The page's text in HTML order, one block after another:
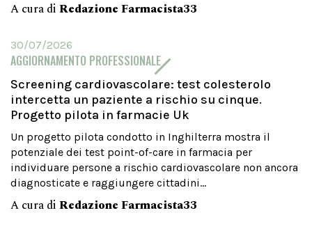
A cura di Redazione Farmacista33
30/07/2026
AGGIORNAMENTO PROFESSIONALE
Screening cardiovascolare: test colesterolo
intercetta un paziente a rischio su cinque.
Progetto pilota in farmacie Uk
Un progetto pilota condotto in Inghilterra mostra il
potenziale dei test point-of-care in farmacia per
individuare persone a rischio cardiovascolare non ancora
diagnosticate e raggiungere cittadini...
A cura di Redazione Farmacista33